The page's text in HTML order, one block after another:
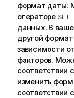
формат даты:
операторе SET
данных. В
другой
зависимости
факторов.
соответствии
изменить
соответствии